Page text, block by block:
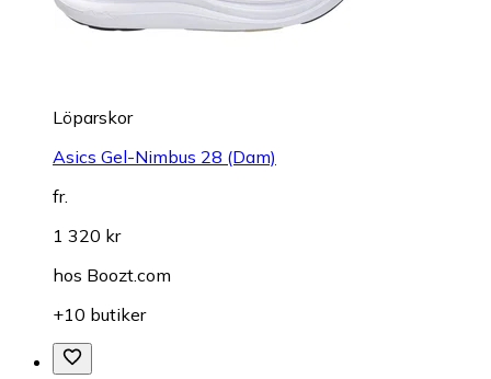
Löparskor
Asics Gel-Nimbus 28 (Dam)
fr.
1 320 kr
hos Boozt.com
+10 butiker